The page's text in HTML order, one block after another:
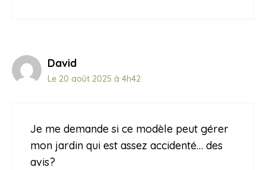
David
Le 20 août 2025 à 4h42
Je me demande si ce modèle peut gérer
mon jardin qui est assez accidenté… des
avis?